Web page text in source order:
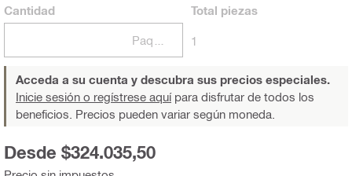
Cantidad Total piezas
1
Acceda a su cuenta y descubra sus precios especiales.
Inicie sesión o regístrese aquípara disfrutar de todos los
beneficios. Precios pueden variar según moneda.
Desde $324.035,50